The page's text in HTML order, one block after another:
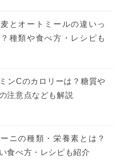
とオートミールの違いっ
種類や食べ方・レシピも
ンCのカロリーは？糖質や
注意点なども解説
ニの種類・栄養素とは？
食べ方・レシピも紹介